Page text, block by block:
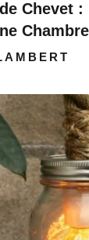
Chevet